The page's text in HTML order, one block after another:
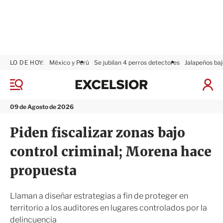
M
n
09 de Agosto de 2026
LO DE HOY: México y Perú Se jubilan 4 perros detectores Jalapeños
I
S
x
i
r
Piden fiscalizar zonas bajo
control criminal; Morena hace
propuesta
Llaman a diseñar estrategias a fin de proteger en
territorio a los auditores en lugares controlados por la
delincuencia